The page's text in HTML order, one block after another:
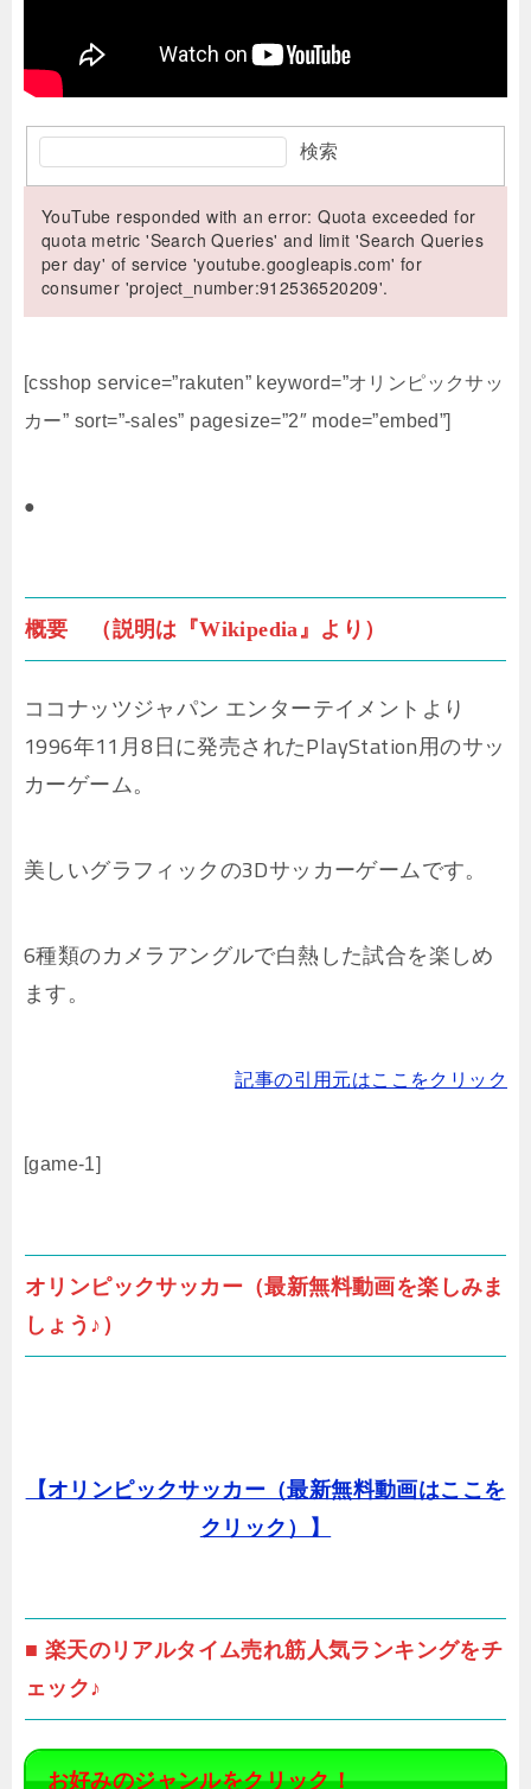
検索
YouTube responded with an error: Quota exceeded for
quota metric 'Search Queries' and limit 'Search Queries
per day' of service 'youtube.googleapis.com' for
consumer 'project_number:912536520209'.
[csshop service=”rakuten” keyword=”オリンピックサッ
カー” sort=”-sales” pagesize=”2″ mode=”embed”]
●
概要 （説明は『Wikipedia』より）
ココナッツジャパン エンターテイメントより
1996年11月8日に発売されたPlayStation用のサッ
カーゲーム。
美しいグラフィックの3Dサッカーゲームです。
6種類のカメラアングルで白熱した試合を楽しめ
ます。
記事の引用元はここをクリック
[game-1]
オリンピックサッカー（最新無料動画を楽しみま
しょう♪）
【オリンピックサッカー（最新無料動画はここを
クリック）】
■ 楽天のリアルタイム売れ筋人気ランキングをチ
ェック♪
お好みのジャンルをクリック！